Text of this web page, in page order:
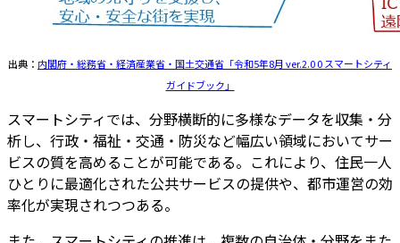
出典： 内閣府・総務省・経済産業省・国土交通省「令和5年8月 ver.2.0 0 スマートシティ
ガイドブック」
スマートシティでは、分野横断的に多様なデータを収集・分
析し、行政・福祉・交通・防災など幅広い領域においてサー
ビスの質を高めることが可能である。これにより、住民一人
ひとりに最適化された公共サービスの提供や、都市運営の効
率化が実現されつつある。